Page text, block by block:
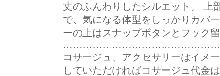
丈のふんわりしたシルエット。 上
で、気になる体型をしっかりカバ
ーの上はスナップボタンとフック
コサージュ、アクセサリーはイメ
していただければコサージュ代金